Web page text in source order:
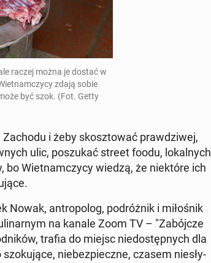
raczej można je dostać w
zdają sobie
być szok. (Fot. Getty
i żeby skosz­to­wać praw­dzi­wej,
ulic, po­szu­kać street foodu, lo­kal­nych
Wiet­nam­czy­cy wiedzą, że nie­któ­re ich
Nowak, an­tro­po­log, po­dróż­nik i mi­ło­śnik
na kanale Zoom TV – "Za­bój­cze
trafia do miejsc nie­do­stęp­nych dla
nie­bez­piecz­ne, czasem nie­sły­